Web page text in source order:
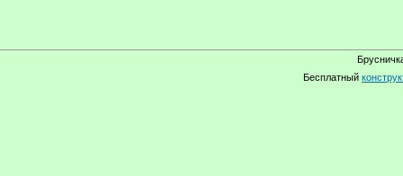
Бесплатный